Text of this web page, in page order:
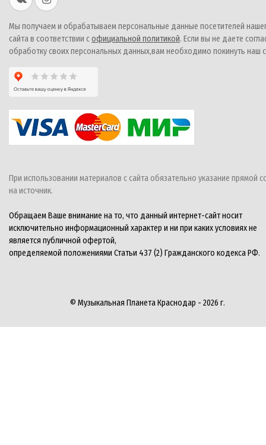
Мы получаем и обрабатываем персональные данные посетителей
сайта в соответствии софициальной политикой. Если вы не даете
обработку своих персональных данных,вам необходимо покинуть наш
При использовании материалов с сайта обязательно указание прямой
на источник.
Обращаем Ваше внимание на то, что данный интернет-сайт носит
исключительно информационный характер и ни при каких условиях не
является публичной офертой,
определяемой положениями Статьи 437 (2) Гражданского кодекса РФ.
© Музыкальная Планета Краснодар - 2026 г.